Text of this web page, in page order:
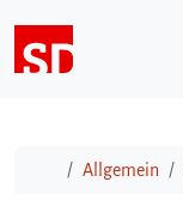
StartAllgemein